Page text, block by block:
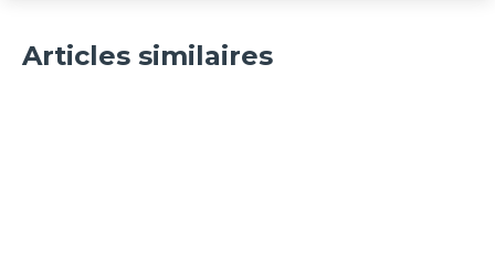
Articles similaires
polonais rejoint Lucerne